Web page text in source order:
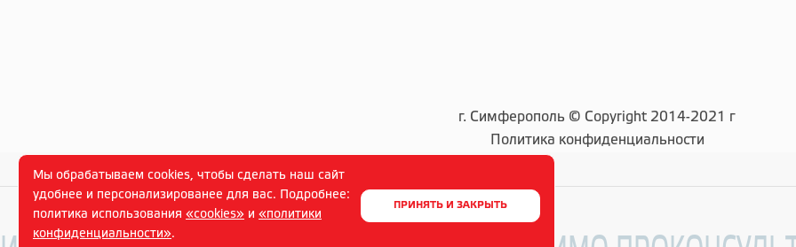
г. Симферополь © Copyright 2014-2021 г
Политика конфиденциальности
Мы обрабатываем cookies, чтобы сделать наш сайт
удобнее и персонализированее для вас. Подробнее:
политика использования «cookies» и «политики
конфиденциальности».
ПРИНЯТЬ И ЗАКРЫТЬ